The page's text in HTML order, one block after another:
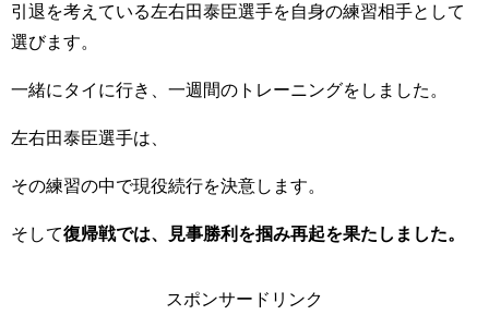
引退を考えている左右田泰臣選手を自身の練習相手として
選びます。
一緒にタイに行き、一週間のトレーニングをしました。
左右田泰臣選手は、
その練習の中で現役続行を決意します。
そして復帰戦では、見事勝利を掴み再起を果たしました。
スポンサードリンク